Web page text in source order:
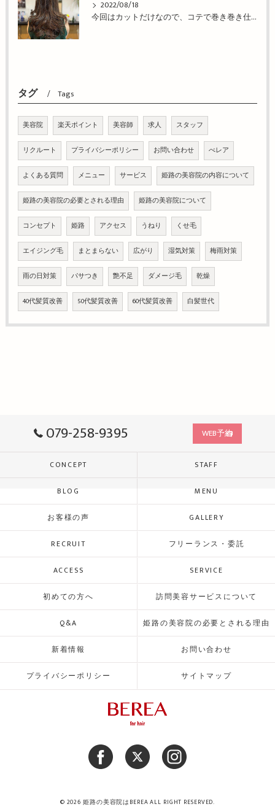
2022/08/18
今回はカットだけなので、コテで巻き巻き仕上げ！姫路市の美容院BEREA(ベレア)はお客様のキレイを叶える美容室／ヘアサロン
タグ Tags
美容院 楽天ポイント 美容師 求人 スタッフ
リクルート プライバシーポリシー お問い合わせ べレア
よくある質問 メニュー サービス 姫路の美容院の内容について
姫路の美容院の必要とされる理由 姫路の美容院について
コンセプト 姫路 アクセス うねり くせ毛
エイジング毛 まとまらない 広がり 湿気対策 梅雨対策
雨の日対策 パサつき 艶不足 ダメージ毛 乾燥
40代髪質改善 50代髪質改善 60代髪質改善 白髪世代
079-258-9395 WEB予約
CONCEPT STAFF
BLOG MENU
お客様の声 GALLERY
RECRUIT フリーランス・委託
ACCESS SERVICE
初めての方へ 訪問美容サービスについて
Q&A 姫路の美容院の必要とされる理由
新着情報 お問い合わせ
プライバシーポリシー サイトマップ
© 2026 姫路の美容院はBEREA ALL RIGHT RESERVED.